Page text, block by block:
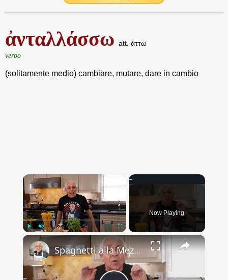
ἀνταλλάσσω att. άττω
verbo
(solitamente medio) cambiare, mutare, dare in cambio
Unmute
Now Playing
×
Spaghetti alla Mezzanotte Recipe